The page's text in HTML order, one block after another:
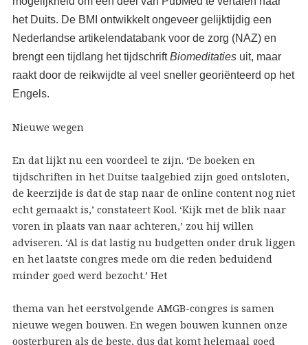
het Duits. De BMI ontwikkelt ongeveer gelijktijdig een
Nederlandse artikelendatabank voor de zorg (NAZ) en
brengt een tijdlang het tijdschriftBiomeditaties uit, maar
raakt door de reikwijdte al veel sneller georiënteerd op het
Engels.
Nieuwe wegen
En dat lijkt nu een voordeel te zijn. ‘De boeken en
tijdschriften in het Duitse taalgebied zijn goed ontsloten,
de keerzijde is dat de stap naar de online content nog niet
echt gemaakt is,’ constateert Kool. ‘Kijk met de blik naar
voren in plaats van naar achteren,’ zou hij willen
adviseren. ‘Al is dat lastig nu budgetten onder druk liggen
en het laatste congres mede om die reden beduidend
minder goed werd bezocht.’ Het
thema van het eerstvolgende AMGB-congres is samen
nieuwe wegen bouwen. En wegen bouwen kunnen onze
oosterburen als de beste, dus dat komt helemaal goed